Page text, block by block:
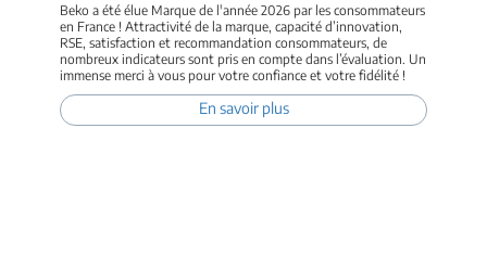
Beko a été élue Marque de l'année 2026 par les consommateurs
en France ! Attractivité de la marque, capacité d’innovation,
RSE, satisfaction et recommandation consommateurs, de
nombreux indicateurs sont pris en compte dans l’évaluation. Un
immense merci à vous pour votre confiance et votre fidélité !
En savoir plus